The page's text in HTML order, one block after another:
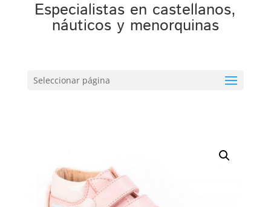
Especialistas en castellanos,
náuticos y menorquinas
Seleccionar página